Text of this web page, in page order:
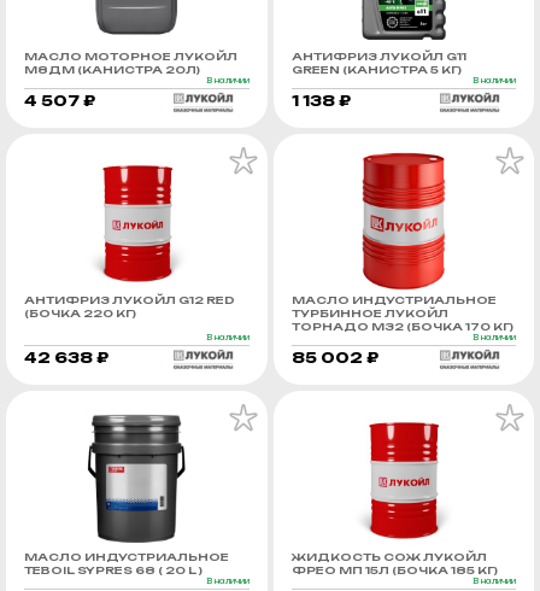
МАСЛО МОТОРНОЕ ЛУКОЙЛ
М8ДМ (КАНИСТРА 20Л)
В наличии
4 507 ₽
АНТИФРИЗ ЛУКОЙЛ G11
GREEN (КАНИСТРА 5 КГ)
В наличии
1 138 ₽
АНТИФРИЗ ЛУКОЙЛ G12 RED
(БОЧКА 220 КГ)
В наличии
42 638 ₽
МАСЛО ИНДУСТРИАЛЬНОЕ
ТУРБИННОЕ ЛУКОЙЛ
ТОРНАДО М32 (БОЧКА 170 КГ)
В наличии
85 002 ₽
МАСЛО ИНДУСТРИАЛЬНОЕ
TEBOIL SYPRES 68 ( 20 L )
В наличии
ЖИДКОСТЬ СОЖ ЛУКОЙЛ
ФРЕО МП 15Л (БОЧКА 185 КГ)
В наличии